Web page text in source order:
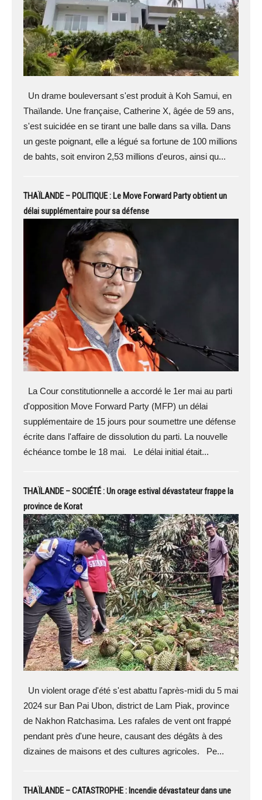
Un drame bouleversant s'est produit à Koh Samui, en
Thaïlande. Une française, Catherine X, âgée de 59 ans,
s'est suicidée en se tirant une balle dans sa villa. Dans
un geste poignant, elle a légué sa fortune de 100 millions
de bahts, soit environ 2,53 millions d'euros, ainsi qu...
THAÏLANDE – POLITIQUE : Le Move Forward Party obtient un
délai supplémentaire pour sa défense
La Cour constitutionnelle a accordé le 1er mai au parti
d'opposition Move Forward Party (MFP) un délai
supplémentaire de 15 jours pour soumettre une défense
écrite dans l'affaire de dissolution du parti. La nouvelle
échéance tombe le 18 mai. Le délai initial était...
THAÏLANDE – SOCIÉTÉ : Un orage estival dévastateur frappe la
province de Korat
Un violent orage d'été s'est abattu l'après-midi du 5 mai
2024 sur Ban Pai Ubon, district de Lam Piak, province
de Nakhon Ratchasima. Les rafales de vent ont frappé
pendant près d'une heure, causant des dégâts à des
dizaines de maisons et des cultures agricoles. Pe...
THAÏLANDE – CATASTROPHE : Incendie dévastateur dans une